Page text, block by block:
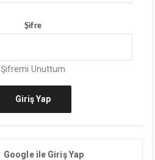
Şifre
Şifremi Unuttum
Giriş Yap
Google ile Giriş Yap